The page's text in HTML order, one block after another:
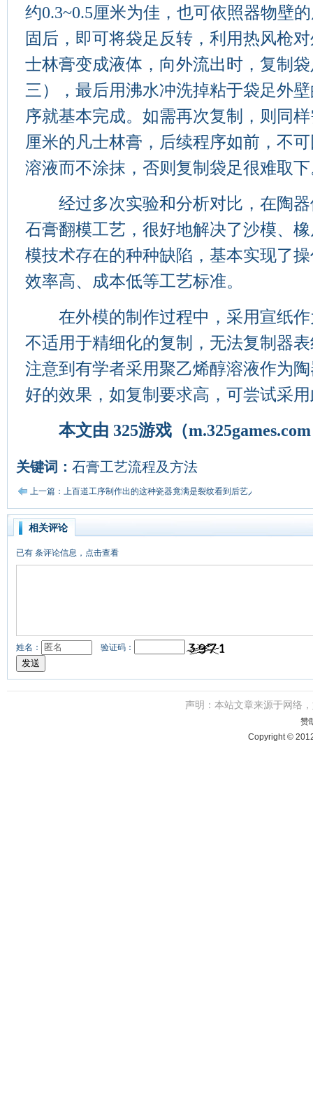
约0.3~0.5厘米为佳，也可依照器物壁
固后，即可将袋足反转，利用热风枪
士林膏变成液体，向外流出时，复制
三），最后用沸水冲洗掉粘于袋足外
序就基本完成。如需再次复制，则同
厘米的凡士林膏，后续程序如前，不
溶液而不涂抹，否则复制袋足很难取
经过多次实验和分析对比，在陶器
石膏翻模工艺，很好地解决了沙模、
模技术存在的种种缺陷，基本实现了
效率高、成本低等工艺标准。
在外模的制作过程中，采用宣纸作
不适用于精细化的复制，无法复制器
注意到有学者采用聚乙烯醇溶液作为
好的效果，如复制要求高，可尝试采
本文由 325游戏 （
关键词： 石膏工艺流程及方法
上一篇：上百道工序制作出的这种瓷器竟满是裂纹看到后艺人却笑了
相关评论
已有 条评论信息，点击查看
姓名： 验证码：
声明：本站文章来源于网络
赞
Copyright ©